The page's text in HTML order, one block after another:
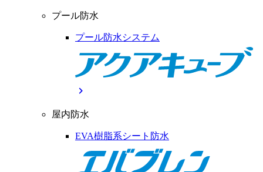
プール防水
プール防水システム
chevron_right
屋内防水
EVA樹脂系シート防水